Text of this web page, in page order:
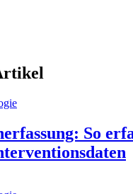
So